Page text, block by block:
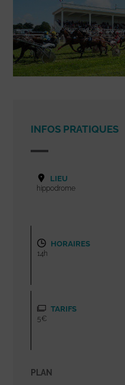
INFOS PRATIQUES
LIEU
hippodrome
HORAIRES
14h
TARIFS
5€
PLAN